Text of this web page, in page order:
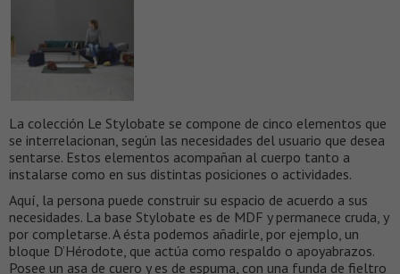
La colección Le Stylobate se compone de cinco elementos que
se interrelacionan, según las necesidades del usuario que desea
sentarse. Estos elementos acompañan al cuerpo tanto a
instalarse como en sus distintas posiciones o actividades.
Aquí, la persona puede construir su espacio de acuerdo a sus
necesidades. La base Stylobate es de MDF y permanece cruda, y
por completarse. A ésta podemos añadirle, por ejemplo, un
bloque D’Hérodote, que actúa como respaldo o apoyabrazos.
Posee un asa de cuero y es de espuma, con una funda de fieltro